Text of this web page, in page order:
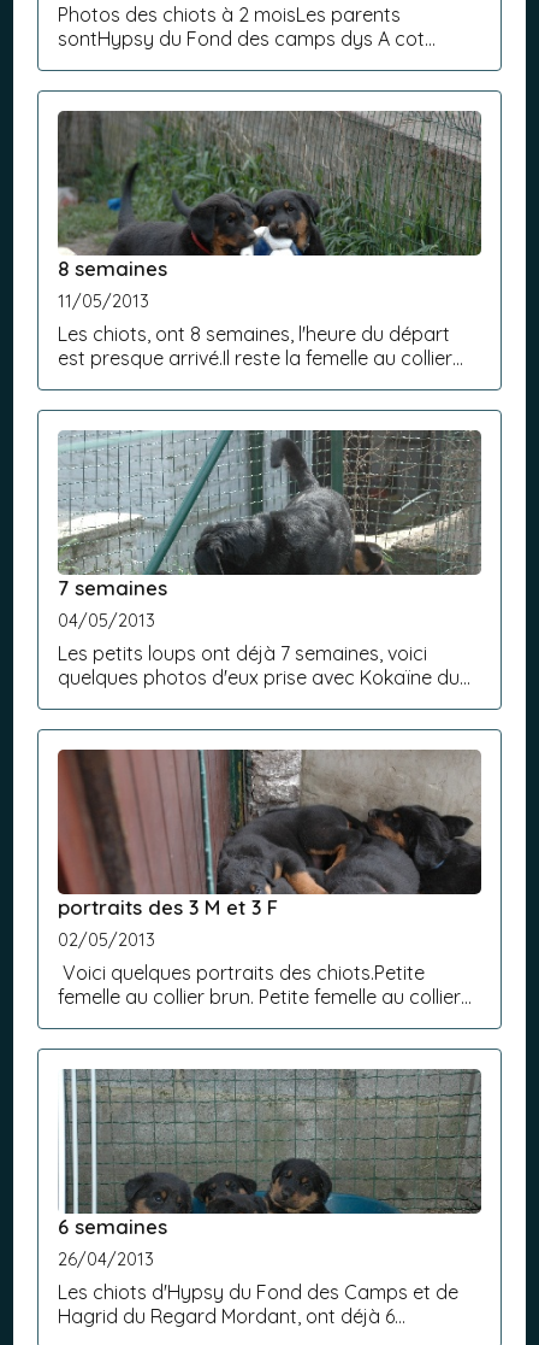
Photos des chiots à 2 moisLes parents
sontHypsy du Fond des camps dys A cot
x Vanille du Mûrier de Sordeille)Et Hagrid du
Regard Mordant dys B, cot 3(Sol...
8 semaines
11/05/2013
Les chiots, ont 8 semaines, l'heure du départ
est presque arrivé.Il reste la femelle au collier
renseignements0032475218673 Petite femelle
au collier brun...
7 semaines
04/05/2013
Les petits loups ont déjà 7 semaines, voici
quelques photos d'eux prise avec Kokaïne du
mâle et 1 femelle disponible le 14 mai.
portraits des 3 M et 3 F
02/05/2013
Voici quelques portraits des chiots.Petite
femelle au collier brun. Petite femelle au collier
au collier bleuPetit mâle au collier...
6 semaines
26/04/2013
Les chiots d'Hypsy du Fond des Camps et de
Hagrid du Regard Mordant, ont déjà 6